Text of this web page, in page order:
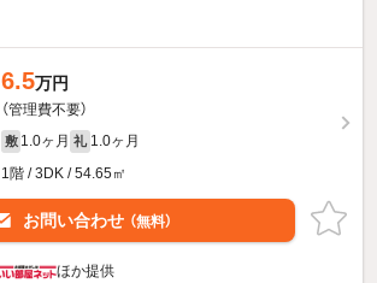
6.5万円
（管理費不要）
敷 1.0ヶ月 礼 1.0ヶ月
1階 / 3DK / 54.65㎡
お問い合わせ （無料）
ほか提供